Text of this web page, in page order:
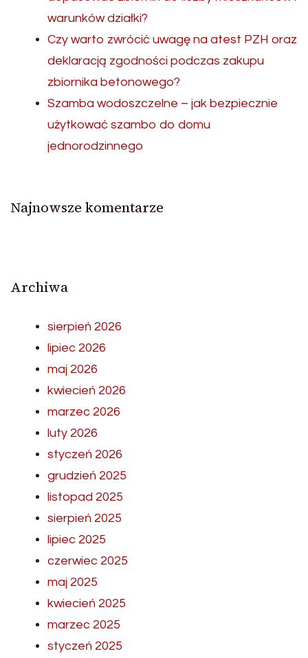
warunków działki?
Czy warto zwrócić uwagę na atest PZH oraz
deklaracją zgodności podczas zakupu
zbiornika betonowego?
Szamba wodoszczelne – jak bezpiecznie
użytkować szambo do domu
jednorodzinnego
Najnowsze komentarze
Archiwa
sierpień 2026
lipiec 2026
maj 2026
kwiecień 2026
marzec 2026
luty 2026
styczeń 2026
grudzień 2025
listopad 2025
sierpień 2025
lipiec 2025
czerwiec 2025
maj 2025
kwiecień 2025
marzec 2025
styczeń 2025